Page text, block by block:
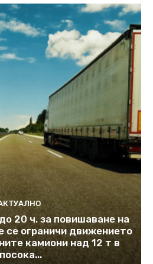
20 ч. за повишаване на
се ограничи движението
камиони над 12 т в
посока...